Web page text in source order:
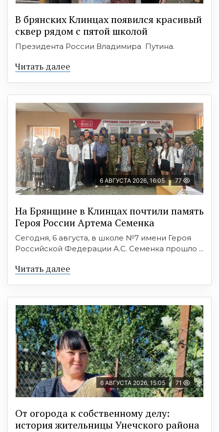
В брянских Клинцах появился красивый
сквер рядом с пятой школой
Президента России Владимира Путина.
Читать далее
6 АВГУСТА 2026, 16:05 77
На Брянщине в Клинцах почтили память
Героя России Артема Семенка
Сегодня, 6 августа, в школе №7 имени Героя
Российской Федерации А.С. Семенка прошло ...
Читать далее
6 АВГУСТА 2026, 15:05 71
От огорода к собственному делу:
история жительницы Унечского района